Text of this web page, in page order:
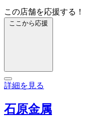
この店舗を応援する！
ここから応援
詳細を見る
石原金属